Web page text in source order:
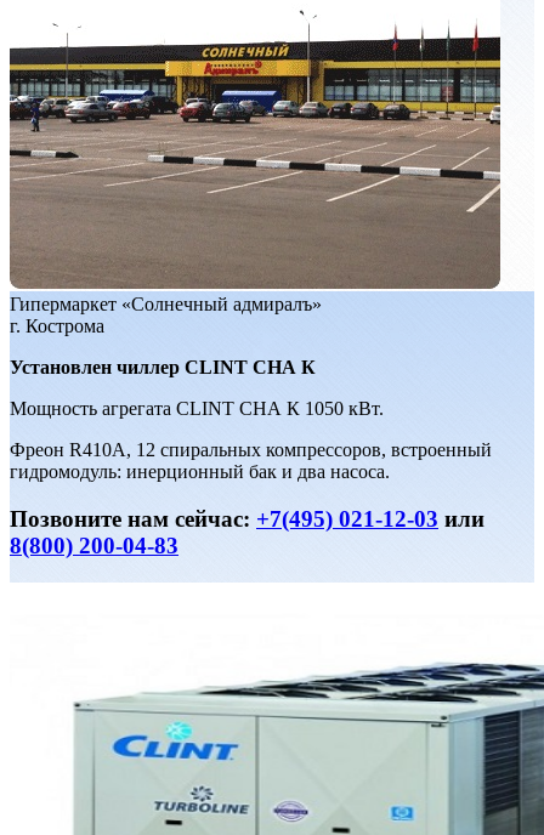
Гипермаркет «Солнечный адмиралъ»
г. Кострома
Установлен чиллер CLINT СНА К
Мощность агрегата CLINT СНА К 1050 кВт.
Фреон R410A, 12 спиральных компрессоров, встроенный
гидромодуль: инерционный бак и два насоса.
Позвоните нам сейчас: +7(495) 021-12-03 или
8(800) 200-04-83